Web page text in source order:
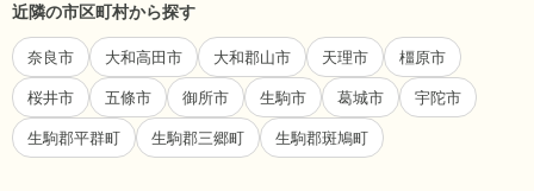
近隣の市区町村から探す
奈良市 大和高田市 大和郡山市 天理市 橿原市
桜井市 五條市 御所市 生駒市 葛城市 宇陀市
生駒郡平群町 生駒郡三郷町 生駒郡斑鳩町